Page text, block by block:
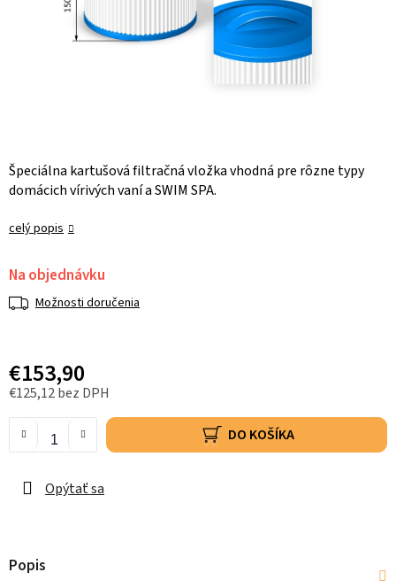
Špeciálna kartušová filtračná vložka vhodná pre rôzne typy
domácich vírivých vaní a SWIM SPA.
celý popis
Na objednávku
Možnosti doručenia
€153,90
€125,12 bez DPH
DO KOŠÍKA
Opýtať sa
Popis